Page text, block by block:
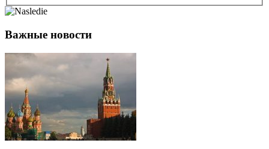
Сайт
Сохранить моё имя, email и адрес сайта в этом браузере для
последующих моих комментариев.
Важные новости